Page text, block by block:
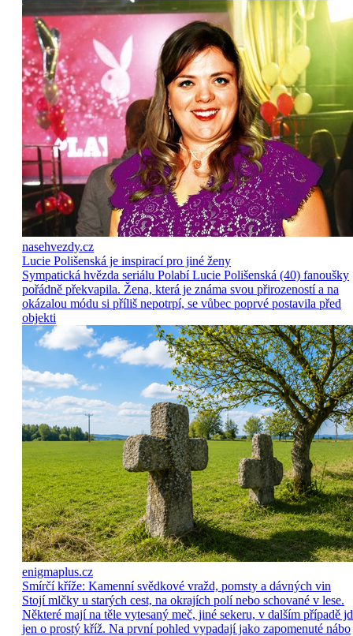
nasehvezdy.cz
Lucie Polišenská je inspirací pro jiné ženy
Sympatická hvězda seriálu Polabí Lucie Polišenská (40) fanoušky
pořádně překvapila. Žena, která je známa svou přirozeností a na
okázalou módu si příliš nepotrpí, se vůbec poprvé postavila před
objekti
enigmaplus.cz
Smírčí kříže: Kamenní svědkové vražd, pomsty a dávných vin
Stojí mlčky u starých cest, na okrajích polí nebo schované v lese.
Některé mají na těle vytesaný meč, jiné sekeru, v dalším případě
jen o prostý kříž. Na první pohled vypadají jako zapomenuté nábo